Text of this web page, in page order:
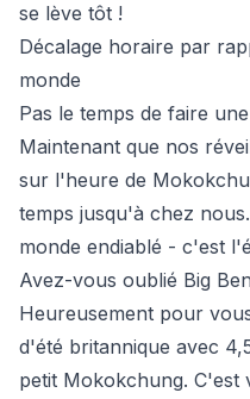
se lève tôt !
Décalage horaire par
monde
Pas le temps de faire
Maintenant que nos
sur l'heure de
temps jusqu'à chez
monde endiablé - c'est
Avez-vous oublié Big
Heureusement pour
d'été britannique avec
petit Mokokchung. C'est